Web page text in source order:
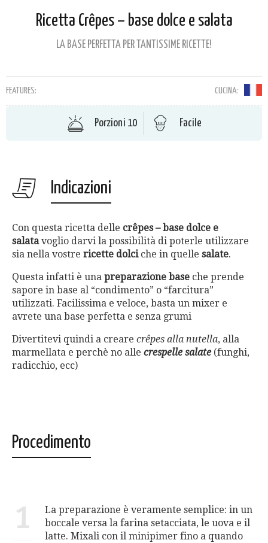
Ricetta Crêpes – base dolce e salata
LA BASE PERFETTA PER TANTISSIME RICETTE!
FEATURES: CUCINA:
Porzioni 10 Facile
Indicazioni
Con questa ricetta delle crêpes – base dolce e
salatavoglio darvi la possibilità di poterle utilizzare
sia nella vostre ricette dolciche in quelle salate.
Questa infatti è una preparazione base che prende
sapore in base al “condimento” o “farcitura”
utilizzati. Facilissima e veloce, basta un mixer e
avrete una base perfetta e senza grumi
Divertitevi quindi a creare crêpes alla nutella, alla
marmellata e perchè no alle crespelle salate (funghi,
radicchio, ecc)
Procedimento
1
La preparazione è veramente semplice: in un
boccale versa la farina setacciata, le uova e il
latte. Mixali con il minipimer fino a quando